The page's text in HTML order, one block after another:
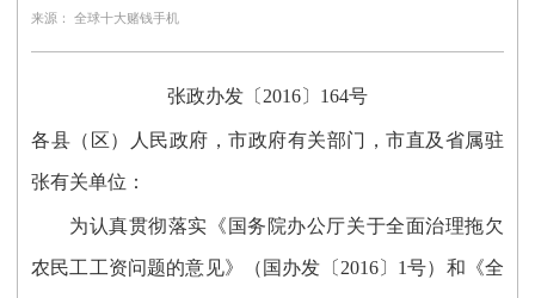
来源： 全球十大赌钱手机
张政办发〔2016〕164号
各县（区）人民政府，市政府有关部门，市直及省属驻
张有关单位：
为认真贯彻落实《国务院办公厅关于全面治理拖欠
农民工工资问题的意见》（国办发〔2016〕1号）和《全